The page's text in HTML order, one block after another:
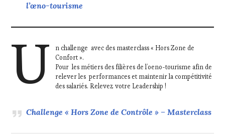
l’œno-tourisme
U
n challenge avec des masterclass « Hors Zone de
Confort ».
Pour les métiers des filières de l’oeno-tourisme afin de
relever les performances et maintenir la compétitivité
des salariés. Relevez votre Leadership !
Challenge « Hors Zone de Contrôle » – Masterclass